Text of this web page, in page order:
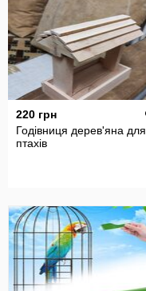
220 грн
Годівниця дерев'яна для
птахів